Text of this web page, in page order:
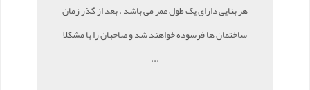
هر بنایی دارای یک طول عمر می باشد . بعد از گذر زمان
ساختمان ها فرسوده خواهند شد و صاحبان را با مشکلا
...